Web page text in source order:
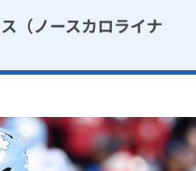
（ノースカロライナ